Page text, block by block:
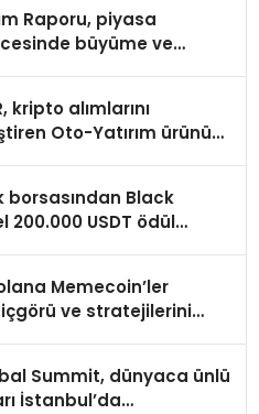
Raporu, piyasa
büyüme ve
kripto alımlarını
Oto-Yatırım ürününü
borsasından Black
200.000 USDT ödül
Memecoin’ler
içgörü ve stratejilerini
Summit, dünyaca ünlü
İstanbul’da